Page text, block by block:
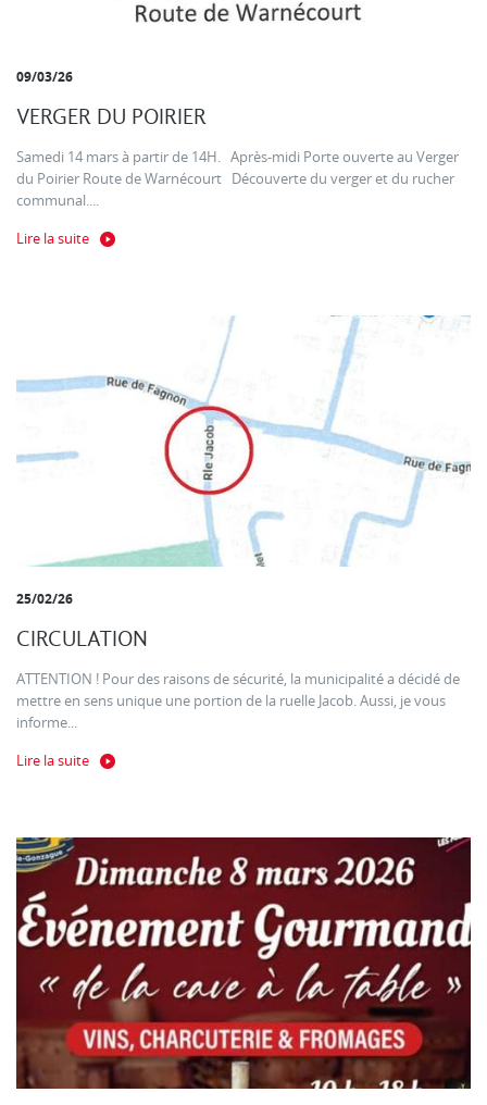
09/03/26
VERGER DU POIRIER
Samedi 14 mars à partir de 14H. Après-midi Porte ouverte au Verger
du Poirier Route de Warnécourt Découverte du verger et du rucher
communal....
Lire la suite
25/02/26
CIRCULATION
ATTENTION ! Pour des raisons de sécurité, la municipalité a décidé de
mettre en sens unique une portion de la ruelle Jacob. Aussi, je vous
informe...
Lire la suite